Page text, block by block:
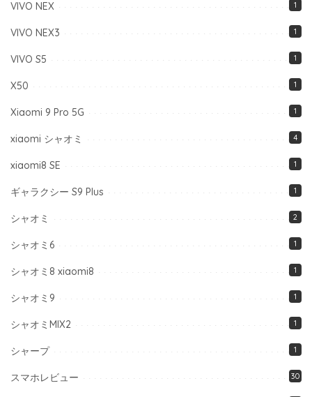
VIVO NEX 1
VIVO NEX3 1
VIVO S5 1
X50 1
Xiaomi 9 Pro 5G 1
xiaomi シャオミ 4
xiaomi8 SE 1
ギャラクシー S9 Plus 1
シャオミ 2
シャオミ6 1
シャオミ8 xiaomi8 1
シャオミ9 1
シャオミMIX2 1
シャープ 1
スマホレビュー 30